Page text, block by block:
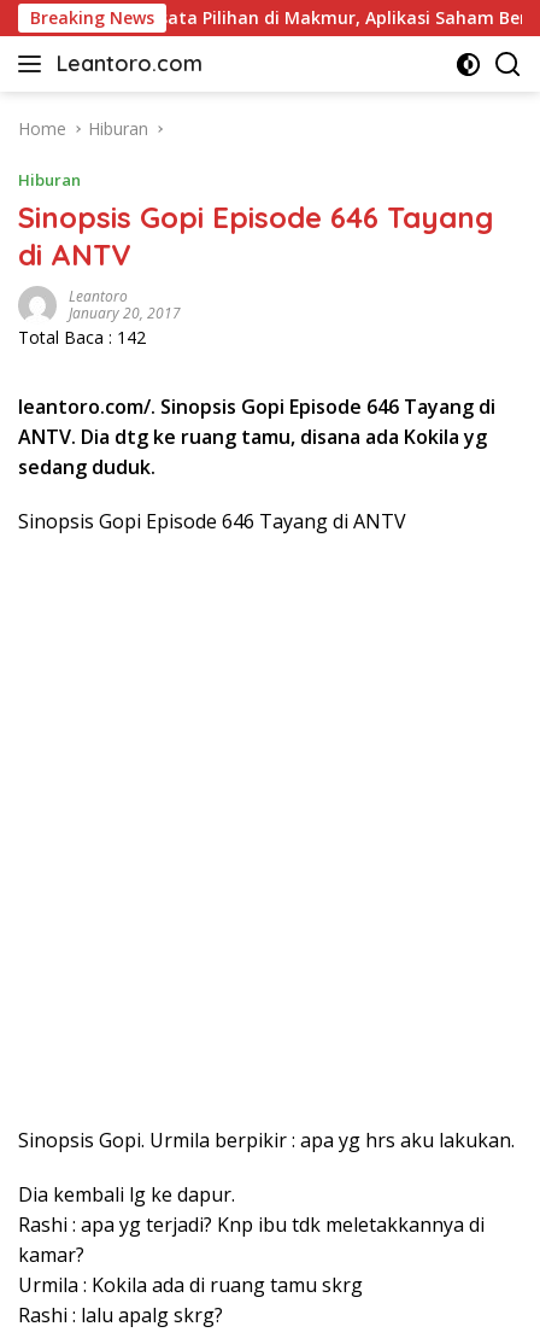
Skip
to
content
Breaking News
dan Pariwisata Pilihan di Makmur, Aplikasi Saham Berlisensi
Leantoro.com
Jasa
Artikel,
dan
Digital
Marketing
–
Ciptakan
Cerita,
Membangun
Home Hiburan
Hiburan
Sinopsis Gopi Episode 646 Tayang
di ANTV
Leantoro
January 20, 2017
Total Baca : 142
leantoro.com/. Sinopsis Gopi Episode 646 Tayang di
ANTV. Dia dtg ke ruang tamu, disana ada Kokila yg
sedang duduk.
Sinopsis Gopi Episode 646 Tayang di ANTV
Sinopsis Gopi. Urmila berpikir : apa yg hrs aku lakukan.
Dia kembali lg ke dapur.
Rashi : apa yg terjadi? Knp ibu tdk meletakkannya di
kamar?
Urmila : Kokila ada di ruang tamu skrg
Rashi : lalu apalg skrg?